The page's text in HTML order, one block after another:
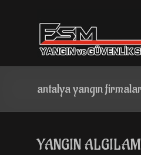
antalya yangın
YANGIN